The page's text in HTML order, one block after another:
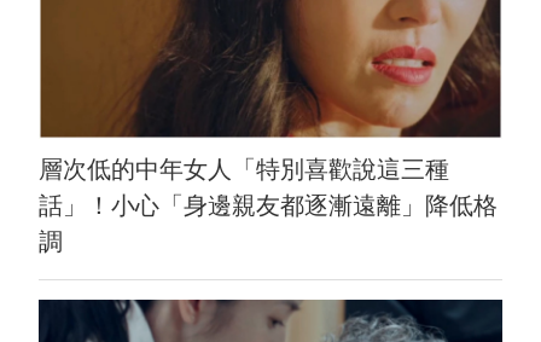
層次低的中年女人「特別喜歡說這三種
話」！小心「身邊親友都逐漸遠離」降低格
調